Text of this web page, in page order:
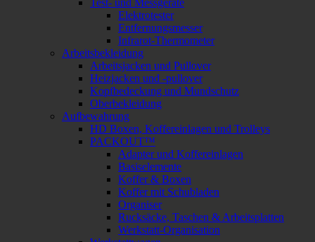
Elektrotester
Entfernungsmesser
Infrarot-Thermometer
Arbeitsbekleidung
Arbeitsjacken und Pullover
Heizjacken und -pullover
Kopfbedeckung und Mundschutz
Oberbekleidung
Aufbewahrung
HD Boxen, Koffereinlagen und Trolleys
PACKOUT™
Adapter und Koffereinlagen
Basiselemente
Koffer & Boxen
Koffer mit Schubladen
Organiser
Rucksäcke, Taschen & Arbeitsplatten
Werkstatt-Organisation